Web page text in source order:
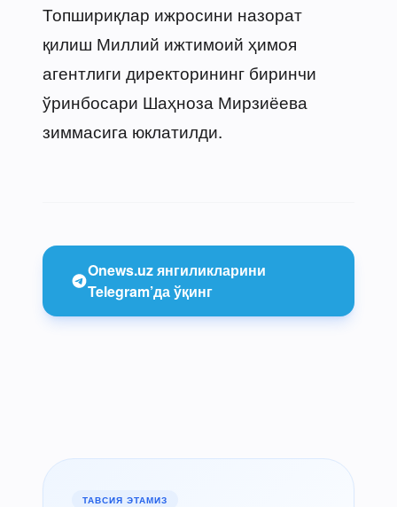
Топшириқлар ижросини назорат
қилиш Миллий ижтимоий ҳимоя
агентлиги директорининг биринчи
ўринбосари Шаҳноза Мирзиёева
зиммасига юклатилди.
Onews.uz янгиликларини
Telegram’да ўқинг
ТАВСИЯ ЭТАМИЗ